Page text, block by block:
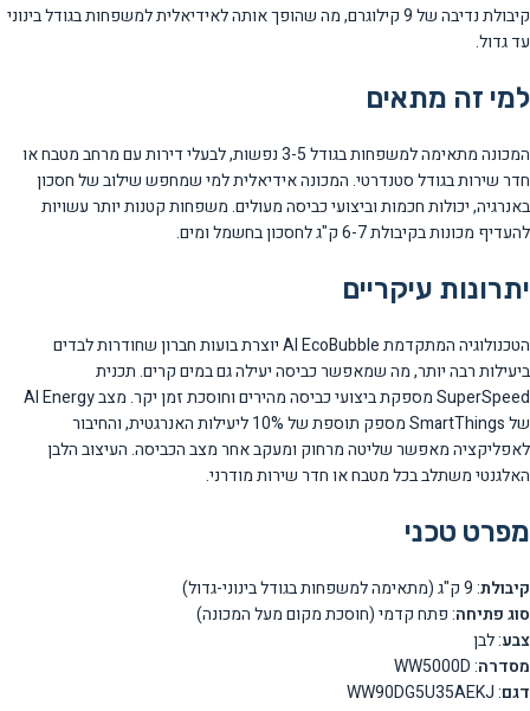
קיבולת נדיבה של 9 קילוגרם, מה שהופך אותה לאידיאלית למשפחות בגודל בינוני
עד גדול.
למי זה מתאים
המכונה מתאימה למשפחות בגודל 3-5 נפשות, לבעלי דירות עם מרחב מטבח או
חדר שירות בגודל סטנדרטי. המכונה אידיאלית למי שמחפש שילוב של חסכון
באנרגיה, יכולות חכמות וביצועי כביסה מעולים. משפחות קטנות יותר עשויות
להעדיף מכונות בקיבולת 6-7 ק"ג לחסכון בחשמל ומים.
יתרונות עיקריים
הטכנולוגיה המתקדמת AI EcoBubble יוצרת בועות חברון שחודרות לבדים
ביעילות רבה יותר, מה שמאפשר כביסה יעילה גם במים קרים. תכנית
SuperSpeed מספקת ביצועי כביסה מהירים וחוסכת זמן יקר. מצב AI Energy
של SmartThings מספק תוספת של 10% ליעילות האנרגטית, והחיבור
לאפליקציה מאפשר שליטה מרחוק ומעקב אחר מצב הכביסה. העיצוב הלבן
האלגנטי משתלב בכל מטבח או חדר שירות מודרני.
מפרט טכני
קיבולת: 9 ק"ג (מתאימה למשפחות בגודל בינוני-גדול)
סוג פתיחה: פתח קדמי (חוסכת מקום מעל המכונה)
צבע: לבן
מסדרה: WW5000D
דגם: WW90DG5U35AEKJ